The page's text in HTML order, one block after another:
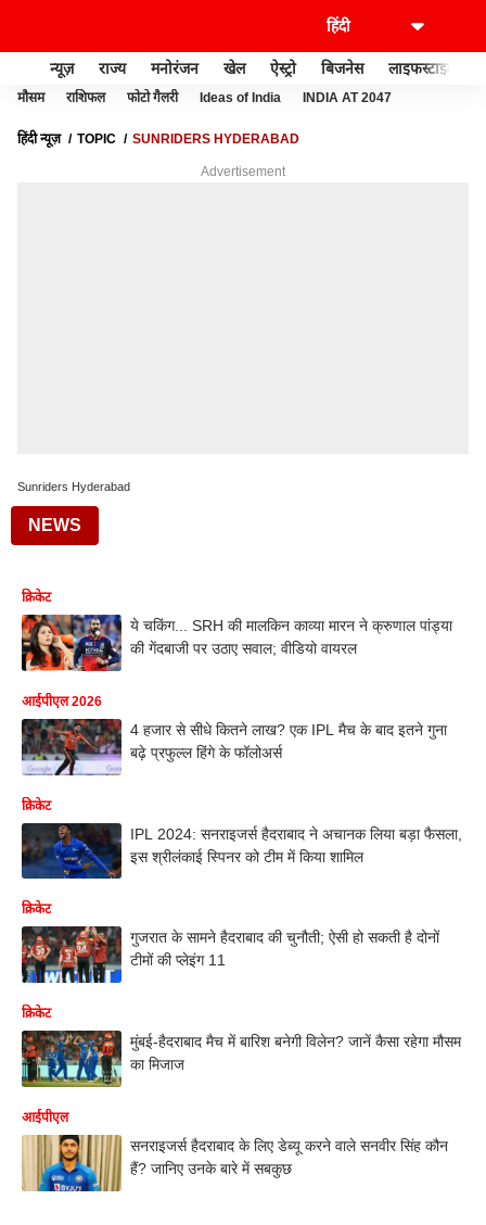
न्यूज़ राज्य मनोरंजन खेल ऐस्ट्रो बिजनेस लाइफस्टाइल
मौसम राशिफल फोटो गैलरी Ideas of India INDIA AT 2047
हिंदी न्यूज़ TOPIC SUNRIDERS HYDERABAD
Advertisement
Sunriders Hyderabad
NEWS
क्रिकेट
ये चकिंग... SRH की मालकिन काव्या मारन ने क्रुणाल पांड्या
की गेंदबाजी पर उठाए सवाल; वीडियो वायरल
आईपीएल 2026
4 हजार से सीधे कितने लाख? एक IPL मैच के बाद इतने गुना
बढ़े प्रफुल्ल हिंगे के फॉलोअर्स
क्रिकेट
IPL 2024: सनराइजर्स हैदराबाद ने अचानक लिया बड़ा फैसला,
इस श्रीलंकाई स्पिनर को टीम में किया शामिल
क्रिकेट
गुजरात के सामने हैदराबाद की चुनौती; ऐसी हो सकती है दोनों
टीमों की प्लेइंग 11
क्रिकेट
मुंबई-हैदराबाद मैच में बारिश बनेगी विलेन? जानें कैसा रहेगा मौसम
का मिजाज
आईपीएल
सनराइजर्स हैदराबाद के लिए डेब्यू करने वाले सनवीर सिंह कौन
हैं? जानिए उनके बारे में सबकुछ